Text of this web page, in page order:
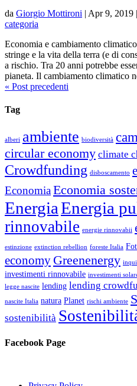
da Giorgio Mottironi | Apr 9, 2019 |
categoria
Economia e cambiamento
stringe e la vita della terra (e di
a rischio. Tra 20 anni potrebbe
pianeta. Il cambiamento climatico
« Post precedenti
Tag
alberi ambiente biodiversità
circular economy climate
Crowdfunding disboscamento
EconomiaEconomia
EnergiaEnergia
rinnovabile energie rinnovabii
estinzione extinction rebellion foreste Italia
economy Greenenergy
investimenti rinnovabile investimenti
legge nascite lending lending
nascite Italia natura Planet rischi ambiente
sostenibilità
Facebook Page